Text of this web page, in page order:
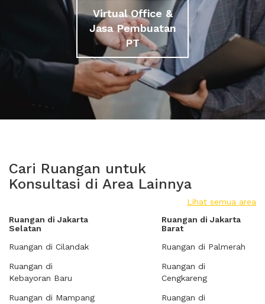
Virtual Office &
Jasa Pembuatan
PT
Cari Ruangan untuk
Konsultasi di Area Lainnya
Lihat semua area
Ruangan di Jakarta
Selatan
Ruangan di Cilandak
Ruangan di
Kebayoran Baru
Ruangan di Mampang
Ruangan di Jakarta
Barat
Ruangan di Palmerah
Ruangan di
Cengkareng
Ruangan di